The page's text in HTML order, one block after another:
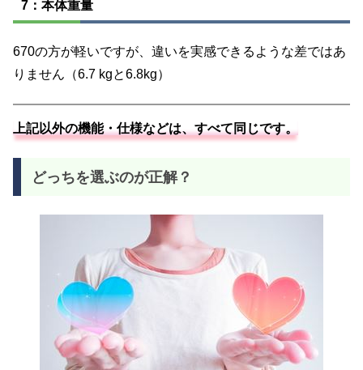
7：本体重量
670の方が軽いですが、違いを実感できるような差ではあ
りません（6.7 kgと6.8kg）
上記以外の機能・仕様などは、すべて同じです。
どっちを選ぶのが正解？